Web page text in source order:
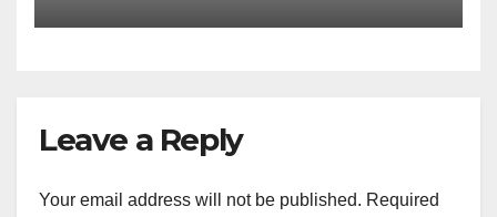
Leave a Reply
Your email address will not be published. Required